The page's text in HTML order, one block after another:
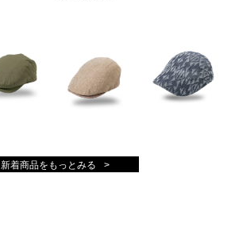
新着商品をもっとみる